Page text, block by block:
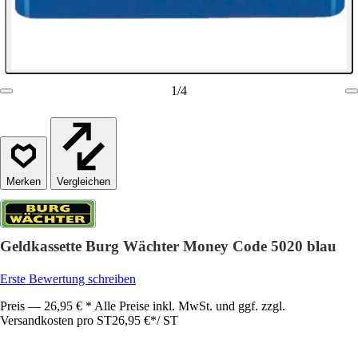
1/4
Vergleichen
Geldkassette Burg Wächter Money Code 5020 blau
Erste Bewertung schreiben
Preis — 26,95 € * Alle Preise inkl. MwSt. und ggf. zzgl.
Versandkosten pro ST26,95 €*/ ST